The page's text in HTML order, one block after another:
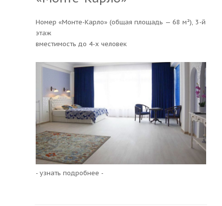
Номер «Монте-Карло» (общая площадь — 68 м²), 3-й
этаж
вместимость до 4-х человек
- узнать подробнее -